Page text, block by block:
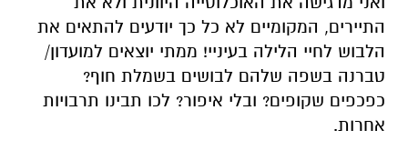
התיירים, המקומיים לא כל כך יודעים להתאים את
הלבוש לחיי הלילה בעיניי! ממתי יוצאים למועדון/
טברנה בשפה שלהם לבושים בשמלת חוף?
כפכפים שקופים? ובלי איפור? לכו תבינו תרבויות
אחרות.